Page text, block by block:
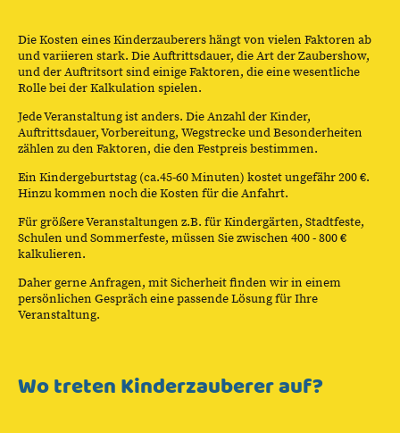
Die Kosten eines Kinderzauberers hängt von vielen Faktoren ab
und variieren stark. Die Auftrittsdauer, die Art der Zaubershow,
und der Auftritsort sind einige Faktoren, die eine wesentliche
Rolle bei der Kalkulation spielen.
Jede Veranstaltung ist anders. Die Anzahl der Kinder,
Auftrittsdauer, Vorbereitung, Wegstrecke und Besonderheiten
zählen zu den Faktoren, die den Festpreis bestimmen.
Ein Kindergeburtstag (ca.45-60 Minuten) kostet ungefähr 200 €.
Hinzu kommen noch die Kosten für die Anfahrt.
Für größere Veranstaltungen z.B. für Kindergärten, Stadtfeste,
Schulen und Sommerfeste, müssen Sie zwischen 400 - 800 €
kalkulieren.
Daher gerne Anfragen, mit Sicherheit finden wir in einem
persönlichen Gespräch eine passende Lösung für Ihre
Veranstaltung.
Wo treten Kinderzauberer auf?